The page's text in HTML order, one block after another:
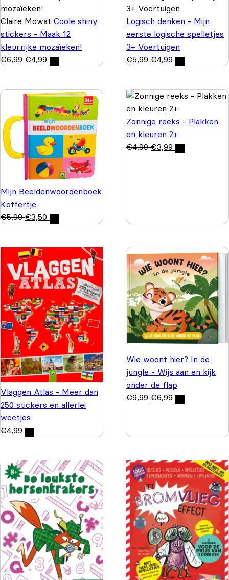
Claire Mowat Coole shiny
stickers - Maak 12
kleurrijke mozaïeken!
€6,99 €4,99
Logisch denken - Mijn
eerste logische spelletjes
3+ Voertuigen
€5,99 €4,99
Mijn Beeldenwoordenboek
Koffertje
€5,99 €3,50
Zonnige reeks - Plakken
en kleuren 2+
€4,99 €3,99
Vlaggen Atlas - Meer dan
250 stickers en allerlei
weetjes
€4,99
Wie woont hier? In de
jungle - Wijs aan en kijk
onder de flap
€9,99 €6,99